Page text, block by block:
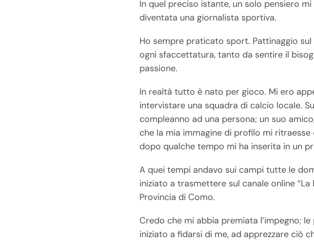
In quel preciso istante, un solo pensiero
diventata una giornalista sportiva.
Ho sempre praticato sport. Pattinaggio
ogni sfaccettatura, tanto da sentire il
passione.
In realtà tutto è nato per gioco. Mi ero
intervistare una squadra di calcio locale.
compleanno ad una persona; un suo
che la mia immagine di profilo mi
dopo qualche tempo mi ha inserita in un
A quei tempi andavo sui campi tutte le
iniziato a trasmettere sul canale online
Provincia di Como.
Credo che mi abbia premiata l’impegno;
iniziato a fidarsi di me, ad apprezzare ciò